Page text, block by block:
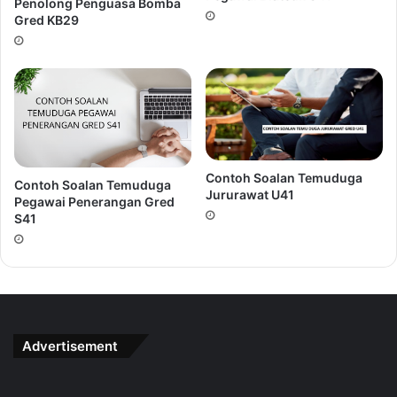
yang mengikut standard jawatan anda. Sebagai
anda memakai pakaian kasual perniagaan, pilih
pakaian kasual ahli perniagaan untuk sesi temuduga.
Berikan nota terima kasih setelah selesai sesi
temuduga.
Catatan terima kasih adalah kaedah yang baik untuk
meninggalkan kesan yang kekal kerana penemuduga
mempunyai kerana anda meninggalkan sesuatu untuk
Sekiranya anda mengetahui sebelum sesi temuduga
dengan berapa orang panel temuduga, pastikan anda
setiap panel temuduga satu nota terima kasih
Gred KB29
Contoh Soalan Temuduga
Pegawai Penerangan Gred
S41
Contoh Soalan Temuduga
Jururawat U41
Advertisement